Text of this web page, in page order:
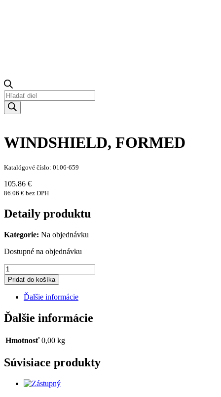
Products
search
WINDSHIELD, FORMED
Katalógové číslo: 0106-659
105.86 €
86.06 € bez DPH
Detaily produktu
Kategorie: Na objednávku
Dostupné na objednávku
množstvo
WINDSHIELD,
FORMED
Pridať do košíka
Ďalšie informácie
Ďalšie informácie
Hmotnosť 0,00 kg
Súvisiace produkty